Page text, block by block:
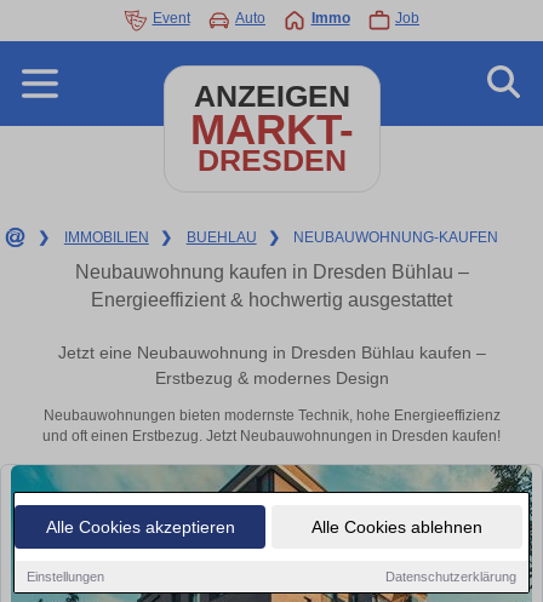
Alle Cookies akzeptieren Alle Cookies ablehnen
Einstellungen Datenschutzerklärung
Event Auto Immo Job
ANZEIGEN
MARKT-
DRESDEN
❯ IMMOBILIEN ❯ BUEHLAU ❯ NEUBAUWOHNUNG-KAUFEN
Neubauwohnung kaufen in Dresden Bühlau –
Energieeffizient & hochwertig ausgestattet
Jetzt eine Neubauwohnung in Dresden Bühlau kaufen –
Erstbezug & modernes Design
Neubauwohnungen bieten modernste Technik, hohe Energieeffizienz
und oft einen Erstbezug. Jetzt Neubauwohnungen in Dresden kaufen!